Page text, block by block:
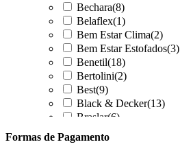
Bechara(8)
Belaflex(1)
Bem Estar Clima(2)
Bem Estar Estofados(3)
Benetil(18)
Bertolini(2)
Best(9)
Black & Decker(13)
Braslar(6)
Britânia
Formas de Pagamento